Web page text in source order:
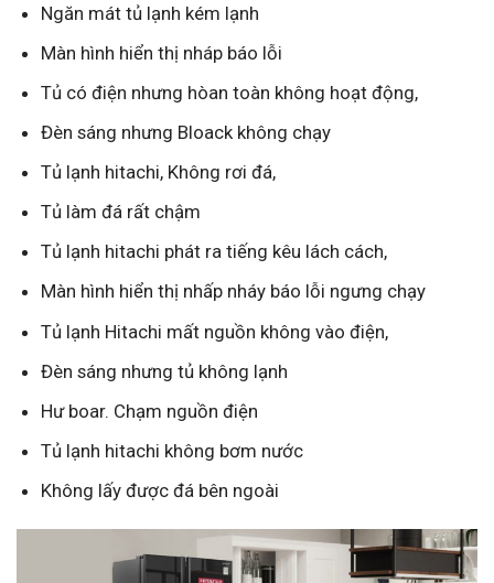
Ngăn mát tủ lạnh kém lạnh
Màn hình hiển thị nháp báo lỗi
Tủ có điện nhưng hòan toàn không hoạt động,
Đèn sáng nhưng Bloack không chạy
Tủ lạnh hitachi, Không rơi đá,
Tủ làm đá rất chậm
Tủ lạnh hitachi phát ra tiếng kêu lách cách,
Màn hình hiển thị nhấp nháy báo lỗi ngưng chạy
Tủ lạnh Hitachi mất nguồn không vào điện,
Đèn sáng nhưng tủ không lạnh
Hư boar. Chạm nguồn điện
Tủ lạnh hitachi không bơm nước
Không lấy được đá bên ngoài